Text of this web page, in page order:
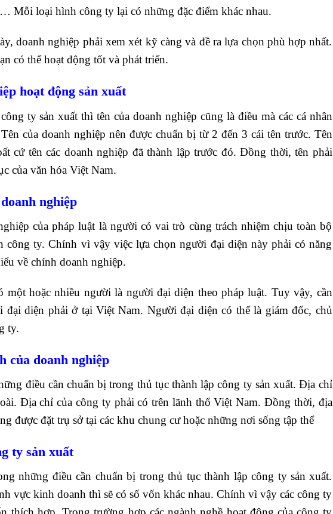
Mỗi loại hình công ty lại có những đặc điểm khác nhau.
doanh nghiệp phải xem xét kỹ càng và đề ra lựa chọn phù hợp nhất.
có thể hoạt động tốt và phát triển.
hoạt động sản xuất
ty sản xuất thì tên của doanh nghiệp cũng là điều mà các cá nhân
của doanh nghiệp nên được chuẩn bị từ 2 đến 3 cái tên trước. Tên
cứ tên các doanh nghiệp đã thành lập trước đó. Đồng thời, tên phải
của văn hóa Việt Nam.
nghiệp
của pháp luật là người có vai trò cùng trách nhiệm chịu toàn bộ
công ty. Chính vì vậy việc lựa chọn người đại diện này phải có năng
về chính doanh nghiệp.
hoặc nhiều người là người đại diện theo pháp luật. Tuy vậy, cần
đại diện phải ở tại Việt Nam. Người đại diện có thể là giám đốc, chủ
ty.
của doanh nghiệp
điều cần chuẩn bị trong thủ tục thành lập công ty sản xuất. Địa chỉ
Địa chỉ của công ty phải có trên lãnh thổ Việt Nam. Đồng thời, địa
được đặt trụ sở tại các khu chung cư hoặc những nơi sống tập thể
ty sản xuất
những điều cần chuẩn bị trong thủ tục thành lập công ty sản xuất.
vực kinh doanh thì sẽ có số vốn khác nhau. Chính vì vậy các công ty